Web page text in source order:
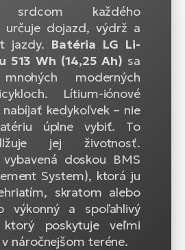
každého
určuje dojazd, výdrž a
jazdy. Batéria LG Li-
513 Wh (14,25 Ah) sa
moderných
Lítium-iónové
kedykoľvek – nie
úplne vybiť. To
jej životnosť.
doskou BMS
System), ktorá ju
skratom alebo
výkonný a spoľahlivý
poskytuje veľmi
náročnejšom teréne.